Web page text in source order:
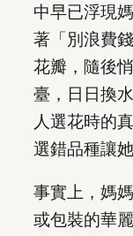
中早已浮現
著「別浪費
花瓣，隨後
臺，日日換
人選花時的
選錯品種讓
事實上，媽
或包裝的華